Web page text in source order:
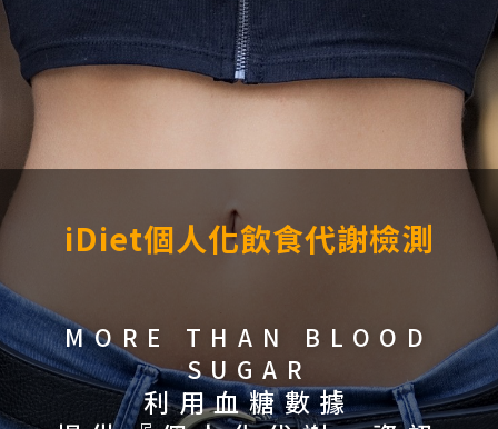
iDiet個人化飲食代謝檢測
MORE THAN BLOOD
SUGAR
利用血糖數據